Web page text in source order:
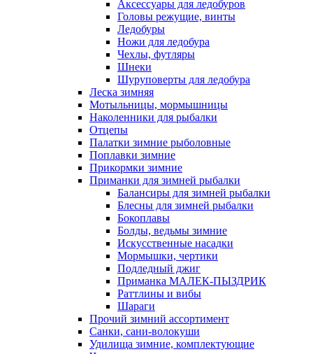
Аксессуары для ледобуров
Головы режущие, винты
Ледобуры
Ножи для ледобура
Чехлы, футляры
Шнеки
Шуруповерты для ледобура
Леска зимняя
Мотыльницы, мормышницы
Наколенники для рыбалки
Отцепы
Палатки зимние рыболовные
Поплавки зимние
Прикормки зимние
Приманки для зимней рыбалки
Балансиры для зимней рыбалки
Блесны для зимней рыбалки
Бокоплавы
Болды, ведьмы зимние
Искусственные насадки
Мормышки, чертики
Подледный джиг
Приманка МАЛЕК-ПЫЗДРИК
Раттлины и вибы
Шараги
Прочий зимний ассортимент
Санки, сани-волокуши
Удилища зимние, комплектующие